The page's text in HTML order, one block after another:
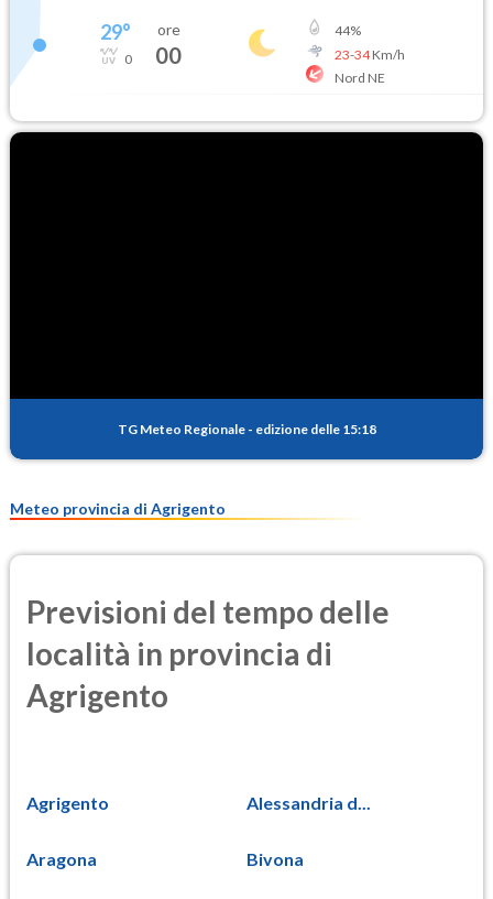
29°
0
ore
00
44%
23-34Km/h
Nord NE
TG Meteo Regionale - edizione delle 15:18
Meteo provincia di Agrigento
Previsioni del tempo delle
località in provincia di
Agrigento
Agrigento Alessandria d...
Aragona Bivona